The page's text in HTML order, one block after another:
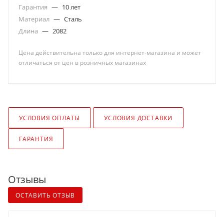
Гарантия — 10 лет
Материал — Сталь
Длина — 2082
Цена действительна только для интернет-магазина и может
отличаться от цен в розничных магазинах
УСЛОВИЯ ОПЛАТЫ УСЛОВИЯ ДОСТАВКИ
ГАРАНТИЯ
Отзывы
ОСТАВИТЬ ОТЗЫВ